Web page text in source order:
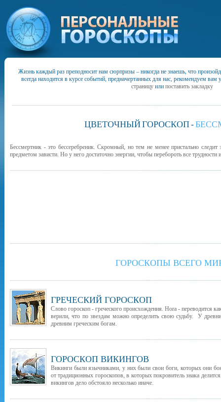
Жизнь каждый раз преподносит нам сюрпризы – никогда не знаешь, что
всегда находится в курсе событий, предначертанных для нас, рекомендуем вам
страницу или поставить закладку
ЦВЕТОЧНЫЙГОРОСКОП-
Бессмертник - это бессеребреник. Скромный, но тем не менее пристально следит
предметом зависти. Но у него достаточно энергии, чтобы перебороть все трудности
ГОРОСКОПЫ ВСЕГО
ГРЕЧЕСКИЙ ГОРОСКОП
Слово гороскоп - греческого происхождения. Hora - переводится
верили, что по звездам можно определить свою судьбу. У
древним греческим богам.
ГОРОСКОП ВИКИНГОВ
Викинги были язычниками, у них были свои боги, которых они
от традиционных гороскопов, в которых покровитель знака
викингов дело обстояло несколько иначе.